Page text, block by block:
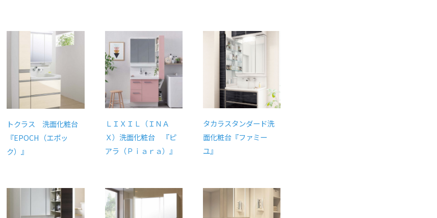
トクラス 洗面化粧台
『EPOCH（エポッ
ク）』
ＬＩＸＩＬ（ＩＮＡ
Ｘ）洗面化粧台 『ピ
アラ（Ｐｉａｒａ）』
タカラスタンダード洗
面化粧台『ファミー
ユ』